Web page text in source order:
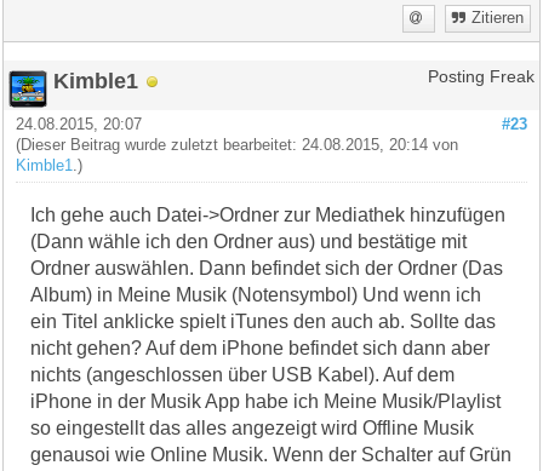
Zitieren
Kimble1 Posting Freak
#23
24.08.2015, 20:07
(Dieser Beitrag wurde zuletzt bearbeitet: 24.08.2015, 20:14 von
Kimble1.)
Ich gehe auch Datei->Ordner zur Mediathek hinzufügen
(Dann wähle ich den Ordner aus) und bestätige mit
Ordner auswählen. Dann befindet sich der Ordner (Das
Album) in Meine Musik (Notensymbol) Und wenn ich
ein Titel anklicke spielt iTunes den auch ab. Sollte das
nicht gehen? Auf dem iPhone befindet sich dann aber
nichts (angeschlossen über USB Kabel). Auf dem
iPhone in der Musik App habe ich Meine Musik/Playlist
so eingestellt das alles angezeigt wird Offline Musik
genausoi wie Online Musik. Wenn der Schalter auf Grün